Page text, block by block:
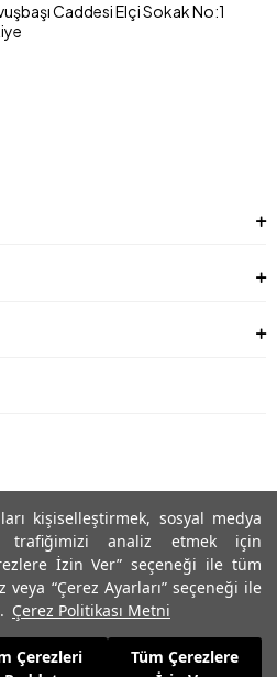
kişiselleştirmek, sosyal medya
trafiğimizi analiz etmek için
İzin Ver” seçeneği ile tüm
“Çerez Ayarları” seçeneği ile
Çerez Politikası Metni
Çerezleri
Tüm Çerezlere
Caddesi Elçi Sokak No:1
Saklıdır, İzinsiz kullanılamaz